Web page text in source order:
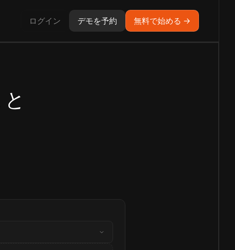
ログイン デモを予約 無料で始める →
と